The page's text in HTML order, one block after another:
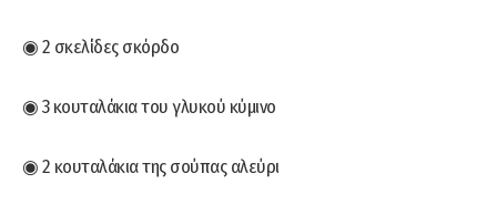
◉ 2 σκελίδες σκόρδο
◉ 3 κουταλάκια του γλυκού κύμινο
◉ 2 κουταλάκια της σούπας αλεύρι